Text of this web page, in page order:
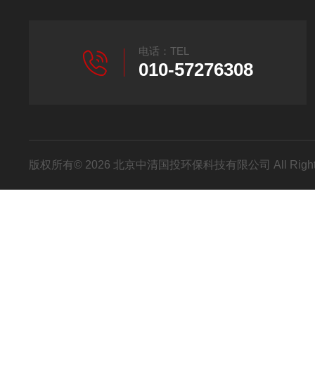
电话：TEL
010-57276308
版权所有© 2026 北京中清国投环保科技有限公司 All